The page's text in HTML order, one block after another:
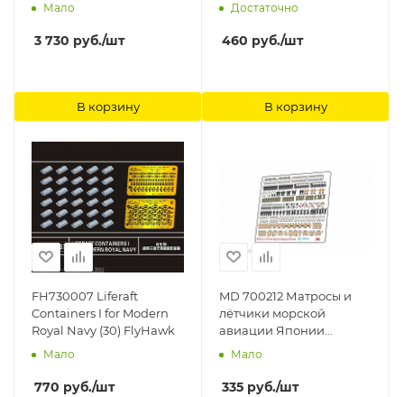
Мало
3 730 руб./шт
В корзину
Достаточно
460 руб./шт
В корзину
FH730007 Liferaft
Containers I for Modern
Royal Navy (30) FlyHawk
Мало
770 руб./шт
MD 700212 Матросы и
лётчики морской
авиации Японии
Микродизайн
Мало
335 руб./шт